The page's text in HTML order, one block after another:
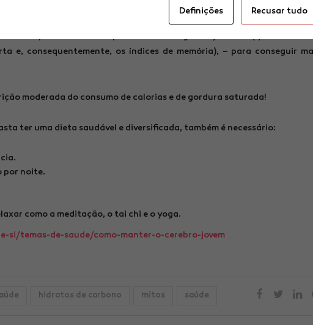
contribuem para a saúde cerebral e para a manutenção da cognição),
na melhoria da memória), peixes gordos (ricos em ómega-3 que
efeito positivo sobre a performance cognitiva) e café (quando
e, consequentemente, os índices de memória), – para conseguir
moderada do consumo de calorias e de gordura saturada!
ter uma dieta saudável e diversificada, também é necessário:
por noite.
como a meditação, o tai chi e o yoga.
si/temas-de-saude/como-manter-o-cerebro-jovem
hidratos de carbono mitos saúde
Definições Recusar tudo